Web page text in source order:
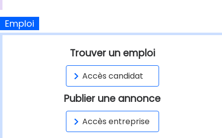
Emploi
Trouver un emploi
Accès candidat
Publier une annonce
Accès entreprise